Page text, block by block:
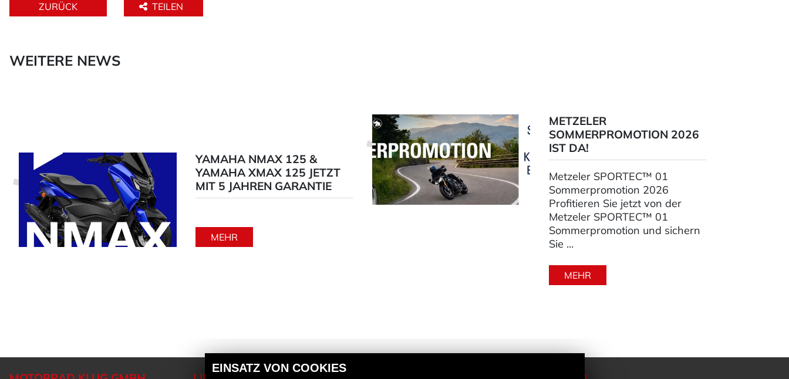
ZURÜCK TEILEN
WEITERE NEWS
YAMAHA NMAX 125 &
YAMAHA XMAX 125 JETZT
MIT 5 JAHREN GARANTIE
MEHR
METZELER
SOMMERPROMOTION 2026
IST DA!
Metzeler SPORTEC™ 01
Sommerpromotion 2026
Profitieren Sie jetzt von der
Metzeler SPORTEC™ 01
Sommerpromotion und sichern
Sie ...
MEHR
EINSATZ VON COOKIES